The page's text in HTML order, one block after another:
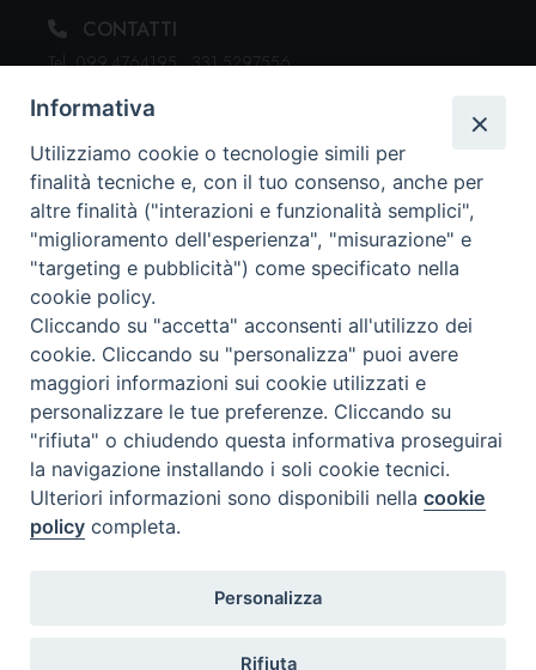
CONTATTI
Tel. 099.4764195 · 331.5297556
ORARI DI SEGRETERIA
Dal lunedì al venerdì: 15:30 - 19:00
DOVE SIAMO
Via Duomo, 107
74123 Taranto (TA)
SEGUICI SU
Informativa
Utilizziamo cookie o tecnologie simili per
finalità tecniche e, con il tuo consenso, anche per
altre finalità ("interazioni e funzionalità semplici",
"miglioramento dell'esperienza", "misurazione" e
"targeting e pubblicità") come specificato nella
cookie policy.
Cliccando su "accetta" acconsenti all'utilizzo dei
cookie. Cliccando su "personalizza" puoi avere
maggiori informazioni sui cookie utilizzati e
personalizzare le tue preferenze. Cliccando su
"rifiuta" o chiudendo questa informativa proseguirai
la navigazione installando i soli cookie tecnici.
Ulteriori informazioni sono disponibili nellacookie
policy completa.
Personalizza
Rifiuta